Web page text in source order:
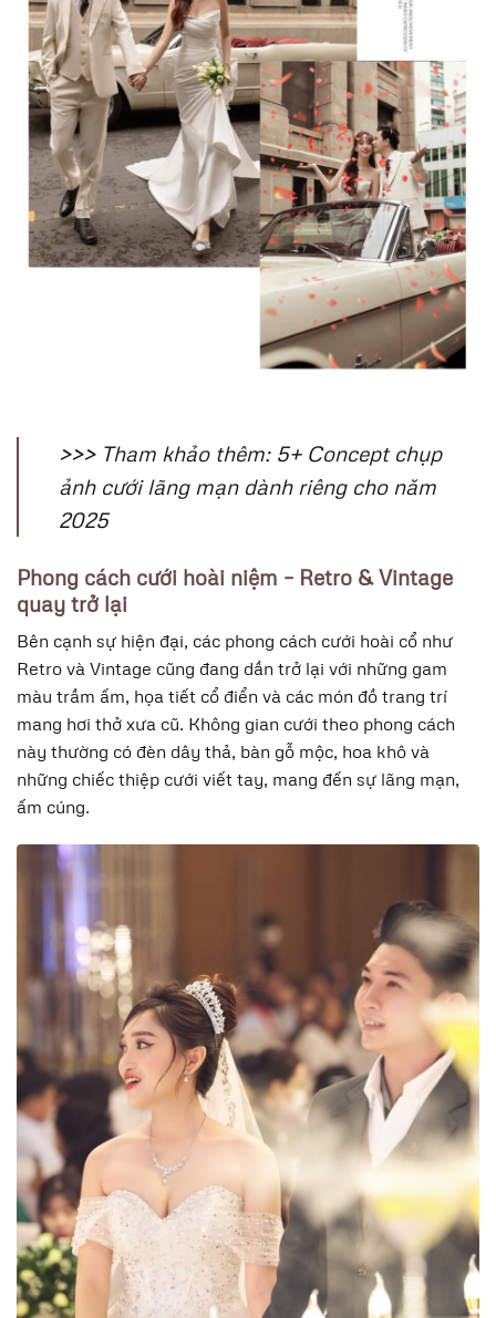
>>> Tham khảo thêm: 5+ Concept chụp
ảnh cưới lãng mạn dành riêng cho năm
2025
Phong cách cưới hoài niệm – Retro & Vintage
quay trở lại
Bên cạnh sự hiện đại, các phong cách cưới hoài cổ như
Retro và Vintage cũng đang dần trở lại với những gam
màu trầm ấm, họa tiết cổ điển và các món đồ trang trí
mang hơi thở xưa cũ. Không gian cưới theo phong cách
này thường có đèn dây thả, bàn gỗ mộc, hoa khô và
những chiếc thiệp cưới viết tay, mang đến sự lãng mạn,
ấm cúng.